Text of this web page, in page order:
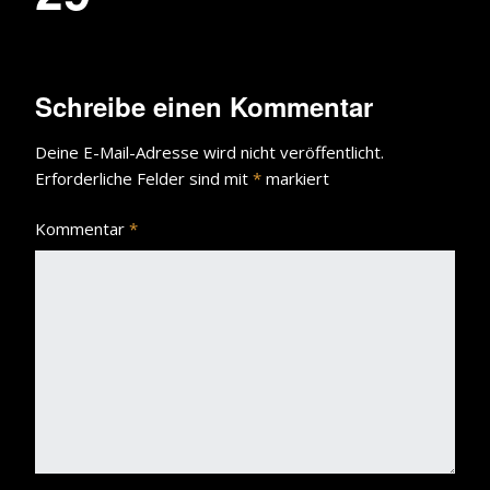
Schreibe einen Kommentar
Deine E-Mail-Adresse wird nicht veröffentlicht.
Erforderliche Felder sind mit * markiert
Kommentar *